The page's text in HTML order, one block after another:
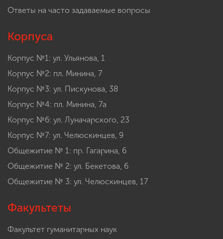
Ответы на часто задаваемые вопросы
Корпуса
Корпус №1: ул. Ульянова, 1
Корпус №2: пл. Минина, 7
Корпус №3: ул. Пискунова, 38
Корпус №4: пл. Минина, 7а
Корпус №6: ул. Луначарского, 23
Корпус №7: ул. Челюскинцев, 9
Общежитие № 1: пр. Гагарина, 6
Общежитие № 2: ул. Бекетова, 6
Общежитие № 3: ул. Челюскинцев, 17
Факультеты
Факультет гуманитарных наук